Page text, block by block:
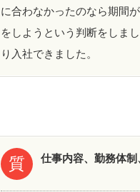
に合わなかったのなら期間
をしようという判断をしま
り入社できました。
質 仕事内容、勤務体